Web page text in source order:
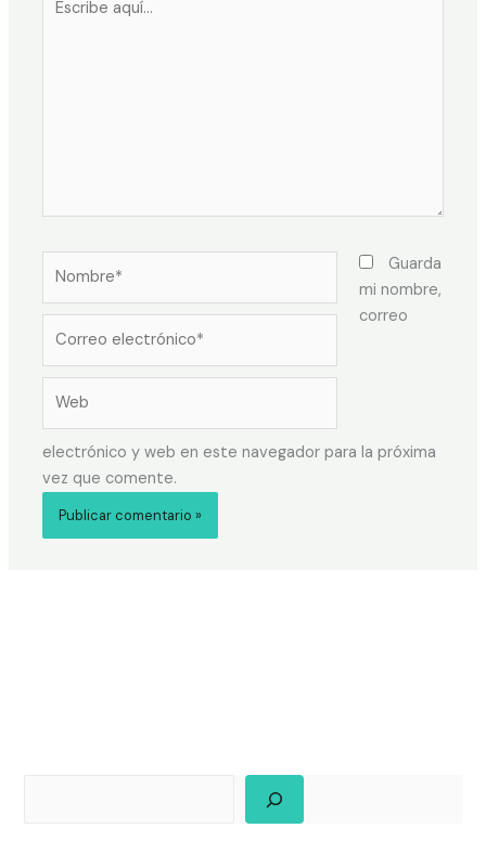
Guarda
mi nombre,
correo
electrónico y web en este navegador para la próxima
vez que comente.